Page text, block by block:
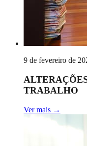
9 de fevereiro de
TRABALHO
Ver mais →